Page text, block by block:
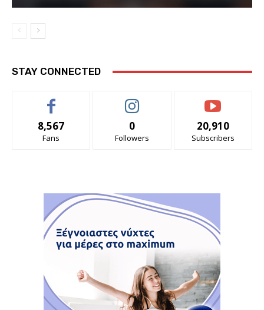
STAY CONNECTED
8,567
Fans
0
Followers
20,910
Subscribers